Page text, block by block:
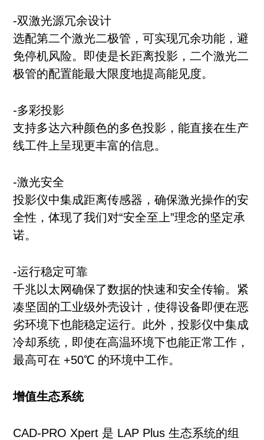
-双激光源冗余设计
选配第二个激光二极管，可实现冗余功能，避
免停机风险。即使是长距离投影，二个激光二
极管的配置能最大限度地提高能见度。
-多彩投影
支持多达六种颜色的多色投影，能直接在生产
线工件上呈现更丰富的信息。
-激光安全
投影仪中集成距离传感器，确保激光操作的安
全性，体现了我们对“安全至上”理念的坚定承
诺。
-运行稳定可靠
千兆以太网确保了数据的快速和安全传输。紧
凑坚固的工业级外壳设计，使得设备即便在恶
劣环境下也能稳定运行。此外，投影仪中集成
冷却系统，即使在高温环境下也能正常工作，
最高可在 +50℃ 的环境中工作。
增值生态系统
CAD-PRO Xpert 是 LAP Plus 生态系统的组